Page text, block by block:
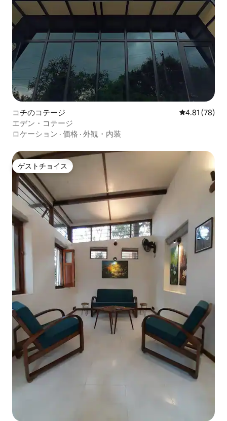
コチのコテージ レビュー78
4.81 (78)
エデン・コテージ
ロケーション · 価格 · 外観・内装
ゲストチョイス
ゲストチョイス